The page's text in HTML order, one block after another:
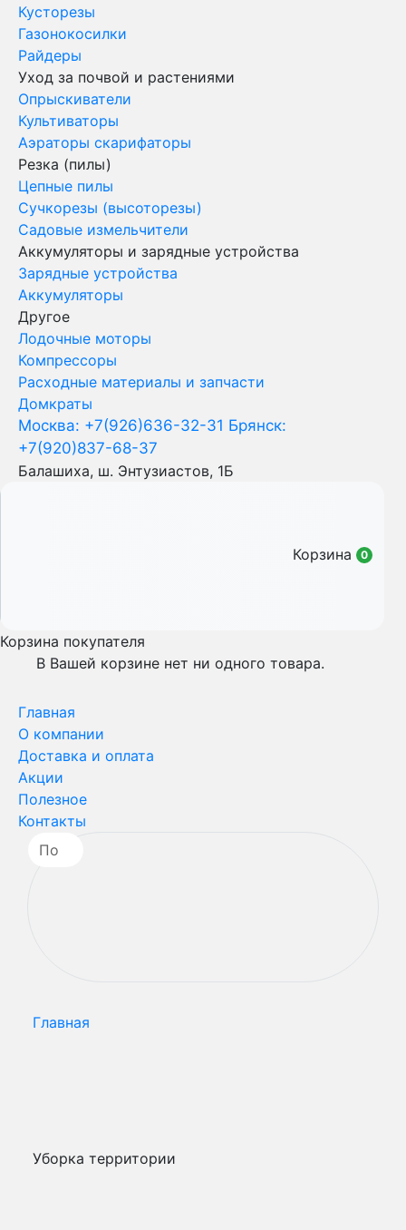
Кусторезы
Газонокосилки
Райдеры
Уход за почвой и растениями
Опрыскиватели
Культиваторы
Аэраторы скарифаторы
Резка (пилы)
Цепные пилы
Сучкорезы (высоторезы)
Садовые измельчители
Аккумуляторы и зарядные устройства
Зарядные устройства
Аккумуляторы
Другое
Лодочные моторы
Компрессоры
Расходные материалы и запчасти
Домкраты
Москва: +7(926)636-32-31 Брянск:
+7(920)837-68-37
Балашиха, ш. Энтузиастов, 1Б
Корзина 0
Корзина покупателя
В Вашей корзине нет ни одного товара.
Главная
О компании
Доставка и оплата
Акции
Полезное
Контакты
Главная
Уборка территории